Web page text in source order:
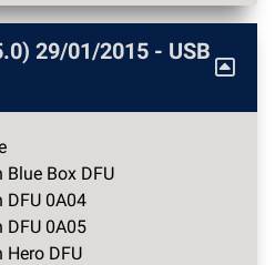
29/01/2015 - USB
Box DFU
DFU 0A04
DFU 0A05
Hero DFU